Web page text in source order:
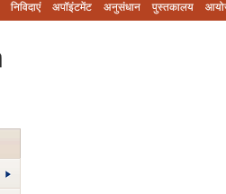
निविदाएं अपॉइंटमेंट अनुसंधान पुस्तकालय